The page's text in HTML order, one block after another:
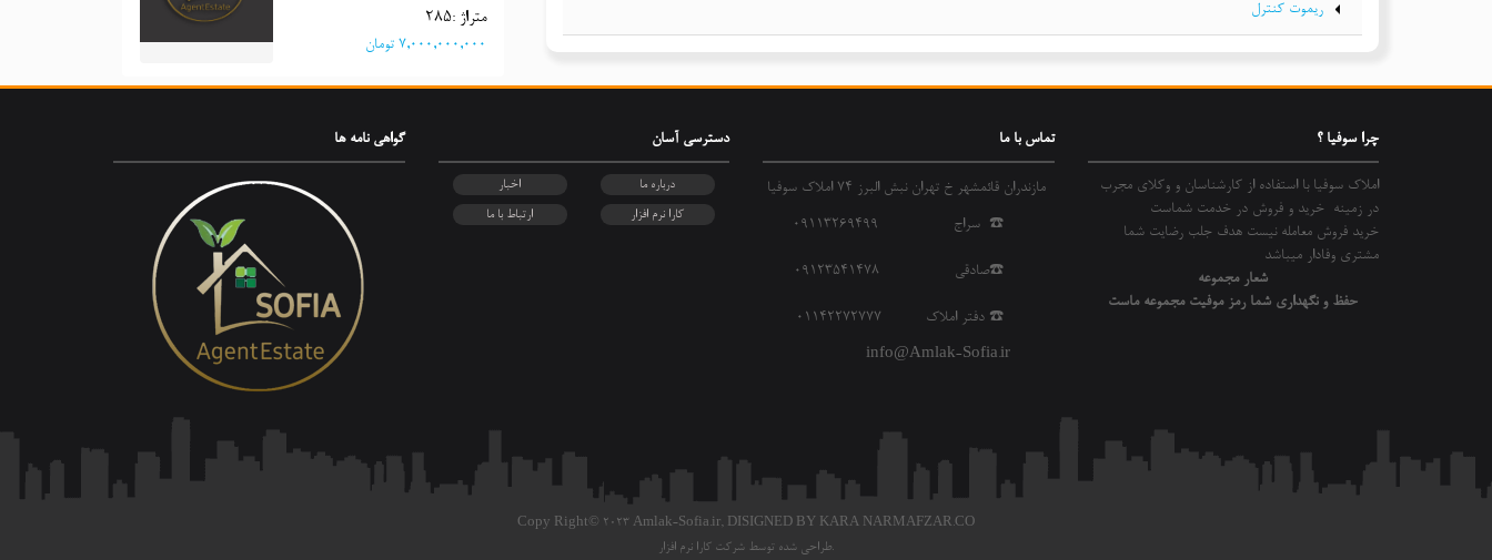
متراژ :285
٧,٠٠٠,٠٠٠,٠٠٠ تومان
ریموت کنترل
گواهی‌ نامه ها دسترسی آسان
اخبار
ارتباط با ما
درباره ما
کارا نرم افزار
تماس با ما
مازندران قائمشهر خ تهران نبش البرز 74 املاک سوفیا
☎️ سراج 09113269499
☎️صادقی 09123541478
☎️ دفتر املاک 01142272777
info@Amlak-Sofia.ir
چرا سوفیا ؟
املاک سوفیا با استفاده از کارشناسان و وکلای مجرب
در زمینه خرید و فروش در خدمت شماست
خرید فروش معامله نیست هدف جلب رضایت شما
مشتری وفادار میباشد
شعار مجموعه
حفظ و نگهداری شما رمز موفیت مجموعه ماست
Copy Right© 2023 Amlak-Sofia.ir, DISIGNED BY KARA NARMAFZAR.CO
طراحی شده توسط شرکت کارا نرم افزار.